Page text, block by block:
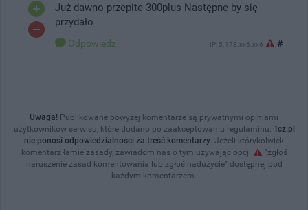
Już dawno przepite 300plus Następne by się
przydało
Odpowiedz IP: 5.173.xx6.xx6 #
Uwaga! Publikowane powyżej komentarze są prywatnymi opiniami
użytkowników serwisu, które dodano po zaakceptowaniu regulaminu. Tcz.pl
nie ponosi odpowiedzialności za treść komentarzy. Jeżeli którykolwiek
komentarz łamie zasady, zawiadom nas o tym używając opcji
"zgłoś
naruszenie zasad komentowania lub zgłoś nadużycie" dostępnej pod
każdym komentarzem.